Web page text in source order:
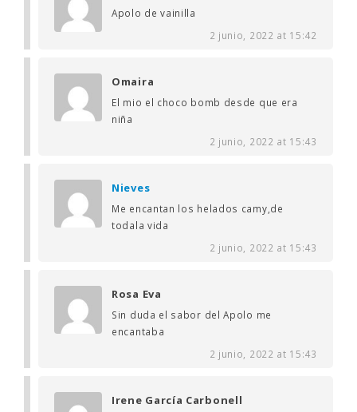
Apolo de vainilla
2 junio, 2022 at 15:42
Omaira
El mio el choco bomb desde que era
niña
2 junio, 2022 at 15:43
Nieves
Me encantan los helados camy,de
todala vida
2 junio, 2022 at 15:43
Rosa Eva
Sin duda el sabor del Apolo me
encantaba
2 junio, 2022 at 15:43
Irene García Carbonell